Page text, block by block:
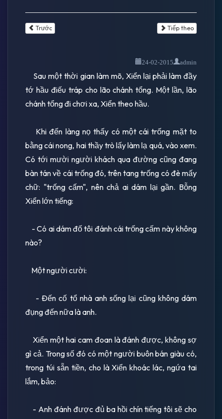
Trước Tiếp theo
24-02-2015 admin
Sau một thời gian làm mõ, Xiển lại phải làm đầy
tớ hầu điếu tráp cho lão chánh tổng. Một lần, lão
chánh tổng đi chơi xa, Xiển theo hầu.
Khi đến làng nọ thấy có một cái trống mặt to
bằng cái nong, hai thầy trò lấy làm lạ quá, vào xem.
Có tới mười người khách qua đường cũng đang
bàn tán về cái trống đó, trên tang trống có đè mấy
chữ: "trống cấm", nên chả ai dám lại gần. Bỗng
Xiển lớn tiếng:
- Có ai dám đố tôi đánh cái trống cấm này không
nào?
Một người cười:
- Ðến cố tổ nhà anh sống lại cũng không dám
đụng đến nữa là anh.
Xiển một hai cam đoan là đánh được, không sợ
gì cả. Trong số đó có một người buôn bán giàu có,
trong túi sẵn tiền, cho là Xiển khoác lác, ngứa tai
lắm, bảo:
- Anh đánh được đủ ba hồi chín tiếng tôi sẽ cho